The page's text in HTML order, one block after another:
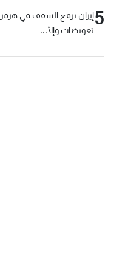
5إيران ترفع السقف في
تعويضات وإلّا...